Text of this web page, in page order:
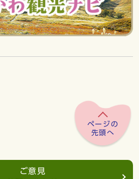
ページの
先頭へ
ご意見